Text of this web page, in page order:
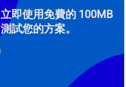
How do I
To get your
立即使用免費的 100MB
測試您的方案。